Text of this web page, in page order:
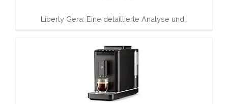
Liberty Gera: Eine detaillierte Analyse und…